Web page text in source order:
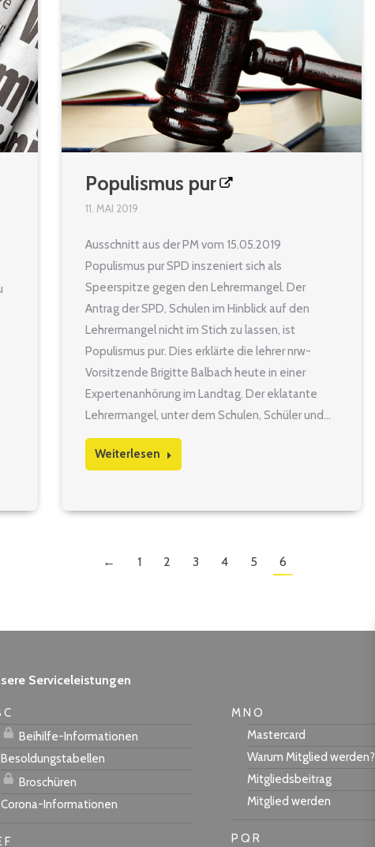
Populismus pur
11. MAI 2019
Ausschnitt aus der PM vom 15.05.2019
Populismus pur SPD inszeniert sich als
Speerspitze gegen den Lehrermangel. Der
Antrag der SPD, Schulen im Hinblick auf den
Lehrermangel nicht im Stich zu lassen, ist
Populismus pur. Dies erklärte die lehrer nrw-
Vorsitzende Brigitte Balbach heute in einer
Expertenanhörung im Landtag. Der eklatante
Lehrermangel, unter dem Schulen, Schüler und…
Weiterlesen
← 1 2 3 4 5 6
Serviceleistungen
C
Beihilfe-Informationen
Besoldungstabellen
Broschüren
Corona-Informationen
F
M N O
Mastercard
Warum Mitglied werden?
Mitgliedsbeitrag
Mitglied werden
P Q R